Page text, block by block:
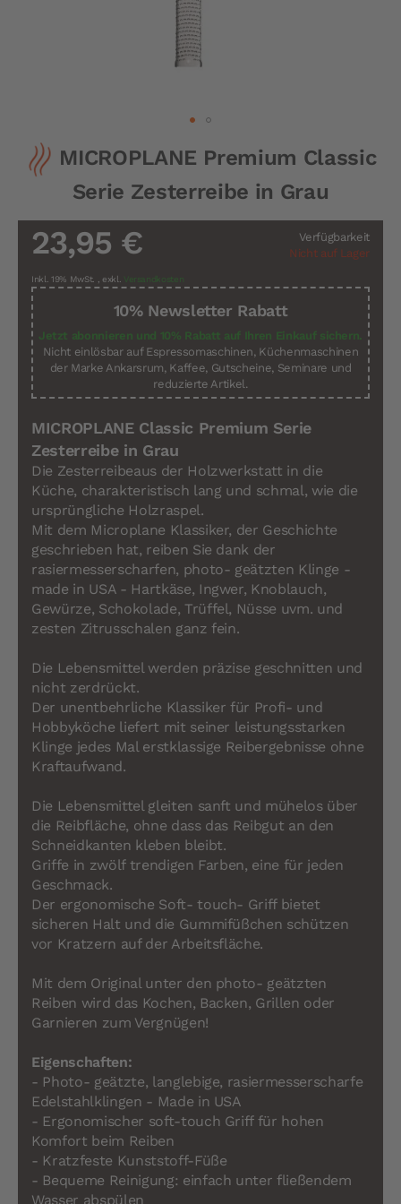
Zum
Anfang
der
Bildergalerie
MICROPLANE Premium Classic
Serie Zesterreibe in Grau
Verfügbarkeit
Nicht auf Lager
23,95 €
Inkl. 19% MwSt. , exkl. Versandkosten
10% Newsletter Rabatt
Jetzt abonnieren und 10% Rabatt auf Ihren Einkauf sichern.
Nicht einlösbar auf Espressomaschinen, Küchenmaschinen
der Marke Ankarsrum, Kaffee, Gutscheine, Seminare und
reduzierte Artikel.
MICROPLANE Classic Premium Serie
Zesterreibe in Grau
Die Zesterreibeaus der Holzwerkstatt in die
Küche, charakteristisch lang und schmal, wie die
ursprüngliche Holzraspel.
Mit dem Microplane Klassiker, der Geschichte
geschrieben hat, reiben Sie dank der
rasiermesserscharfen, photo- geätzten Klinge -
made in USA - Hartkäse, Ingwer, Knoblauch,
Gewürze, Schokolade, Trüffel, Nüsse uvm. und
zesten Zitrusschalen ganz fein.
Die Lebensmittel werden präzise geschnitten und
nicht zerdrückt.
Der unentbehrliche Klassiker für Profi- und
Hobbyköche liefert mit seiner leistungsstarken
Klinge jedes Mal erstklassige Reibergebnisse ohne
Kraftaufwand.
Die Lebensmittel gleiten sanft und mühelos über
die Reibfläche, ohne dass das Reibgut an den
Schneidkanten kleben bleibt.
Griffe in zwölf trendigen Farben, eine für jeden
Geschmack.
Der ergonomische Soft- touch- Griff bietet
sicheren Halt und die Gummifüßchen schützen
vor Kratzern auf der Arbeitsfläche.
Mit dem Original unter den photo- geätzten
Reiben wird das Kochen, Backen, Grillen oder
Garnieren zum Vergnügen!
Eigenschaften:
- Photo- geätzte, langlebige, rasiermesserscharfe
Edelstahlklingen - Made in USA
- Ergonomischer soft-touch Griff für hohen
Komfort beim Reiben
- Kratzfeste Kunststoff-Füße
- Bequeme Reinigung: einfach unter fließendem
Wasser abspülen